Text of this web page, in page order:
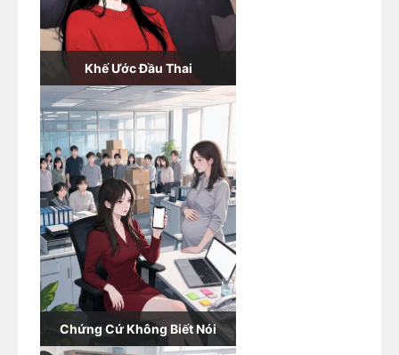
Khế Ước Đầu Thai
Chứng Cứ Không Biết Nói